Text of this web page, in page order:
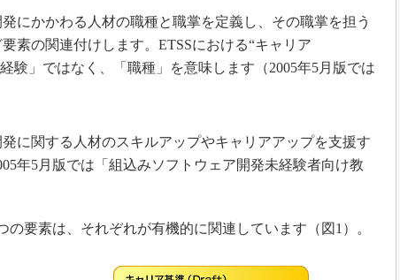
制御セキュリティ
新型コロナへの対応
にかかわる人材の職種と職掌を定義し、その職掌を担う
素の関連付けします。ETSSにおける“キャリア
経験」ではなく、「職種」を意味します（2005年5月版では
に関する人材のスキルアップやキャリアアップを支援す
年5月版では「組込みソフトウェア開発未経験者向け教
要素は、それぞれが有機的に関連しています（図1）。